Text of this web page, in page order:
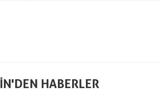
HABERLER